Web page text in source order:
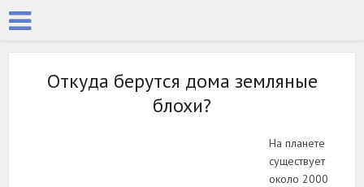
Откуда берутся дома земляные
блохи?
На планете
существует
около 2000